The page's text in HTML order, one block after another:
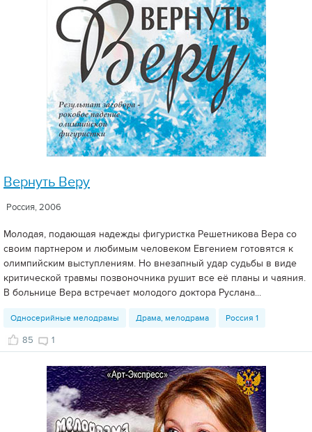
Вернуть Веру
Россия, 2006
Молодая, подающая надежды фигуристка Решетникова Вера со
своим партнером и любимым человеком Евгением готовятся к
олимпийским выступлениям. Но внезапный удар судьбы в виде
критической травмы позвоночника рушит все её планы и чаяния.
В больнице Вера встречает молодого доктора Руслана...
Односерийные мелодрамы Драма, мелодрама Россия 1
85 1